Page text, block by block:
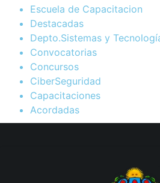
Escuela de Capacitacion
Destacadas
Depto.Sistemas y
Convocatorias
Concursos
CiberSeguridad
Capacitaciones
Acordadas